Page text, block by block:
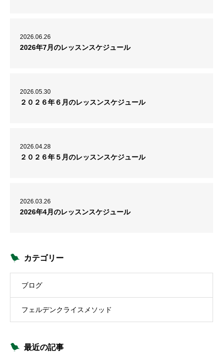
2026.06.26
2026年7月のレッスンスケジュール
2026.05.30
２０２６年６月のレッスンスケジュール
2026.04.28
２０２６年５月のレッスンスケジュール
2026.03.26
2026年4月のレッスンスケジュール
カテゴリー
ブログ
フェルデンクライスメソッド
最近の記事